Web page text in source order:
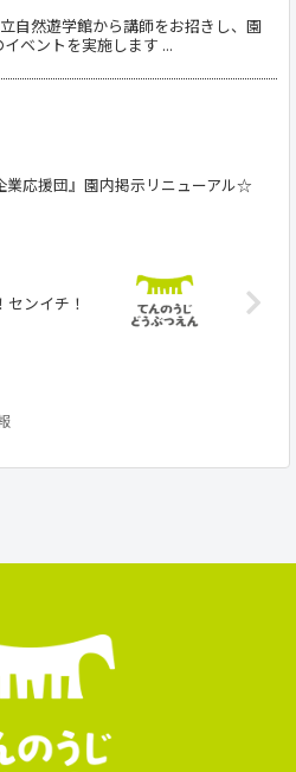
自然遊学館から講師をお招きし、園
ベントを実施します ...
業応援団』園内掲示リニューアル☆
ンイチ！